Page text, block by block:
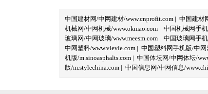
中国建材网/中网建材/www.cnprofit.com | 中国建材
机械网/中网机械/www.okmao.com | 中国机械网手
玻璃网/中网玻璃/www.meesm.com | 中国玻璃网手
中网塑料/www.vlevle.com | 中国塑料网手机版/中
机版/m.sinoasphalts.com | 中国体坛网/中网体坛/
版/m.stylechina.com | 中国信息网/中网信息/